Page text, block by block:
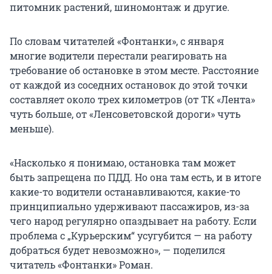
питомник растений, шиномонтаж и другие.
По словам читателей «Фонтанки», с января
многие водители перестали реагировать на
требование об остановке в этом месте. Расстояние
от каждой из соседних остановок до этой точки
составляет около трех километров (от ТК «Лента»
чуть больше, от «Ленсоветовской дороги» чуть
меньше).
«Насколько я понимаю, остановка там может
быть запрещена по ПДД. Но она там есть, и в итоге
какие-то водители останавливаются, какие-то
принципиально удерживают пассажиров, из-за
чего народ регулярно опаздывает на работу. Если
проблема с „Курьерским“ усугубится — на работу
добраться будет невозможно», — поделился
читатель «Фонтанки» Роман.